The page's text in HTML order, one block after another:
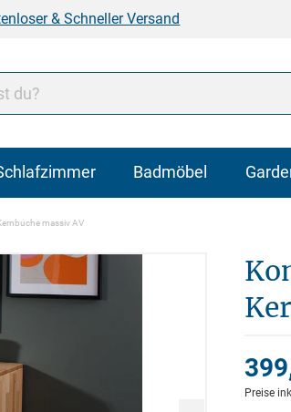
& Schneller Versand
Badmöbel
massiv AV
Preise